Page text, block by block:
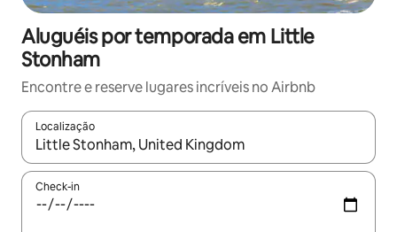
Aluguéis por temporada em Little
Stonham
Encontre e reserve lugares incríveis no Airbnb
Localização
Quando os resultados estiverem disponíveis, explore-os
Check-in